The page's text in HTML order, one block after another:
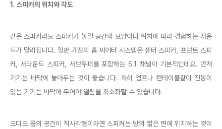
1. 스피커의 위치와 각도
같은 스피커라도 스피커가 놓일 공간의 모양이나 위치에 따라 경험하는 사운
드가 달라집니다. 일반 가정의 홈 씨어터 시스템은 센터 스피커, 프런트 스피
커, 서라운드 스피커, 서브우퍼를 포함하는 5.1 채널이 기본적인데요. 먼저
기기는 바닥에 놓아두는 것이 좋습니다. 특히 앰프나 턴테이블같이 진동이
있는 기기는 바닥에 두어야 떨림을 최소화할 수 있습니다.
오디오 룸의 공간이 직사각형이라면 스피커는 방의 짧은 면에 위치하는 것이